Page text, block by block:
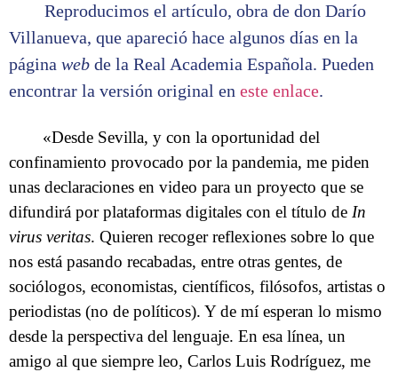
Reproducimos el artículo, obra de don Darío
Villanueva, que apareció hace algunos días en la
página web de la Real Academia Española. Pueden
encontrar la versión original en este enlace.
«Desde Sevilla, y con la oportunidad del
confinamiento provocado por la pandemia, me piden
unas declaraciones en video para un proyecto que se
difundirá por plataformas digitales con el título de In
virus veritas. Quieren recoger reflexiones sobre lo que
nos está pasando recabadas, entre otras gentes, de
sociólogos, economistas, científicos, filósofos, artistas o
periodistas (no de políticos). Y de mí esperan lo mismo
desde la perspectiva del lenguaje. En esa línea, un
amigo al que siempre leo, Carlos Luis Rodríguez, me